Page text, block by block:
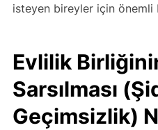
isteyen bireyler için
Evlilik
Sarsılması
Geçimsizlik)